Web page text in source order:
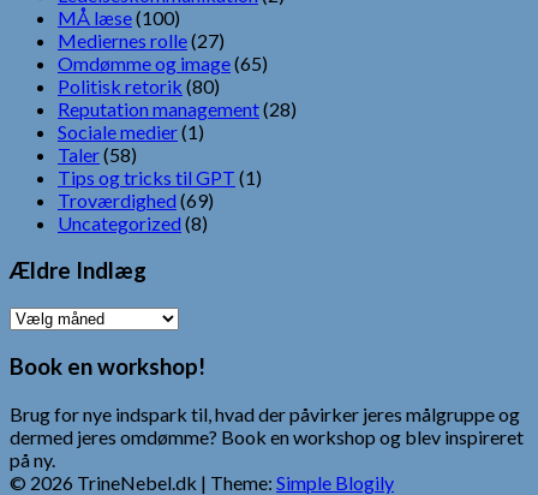
MÅ læse(100)
Mediernes rolle(27)
Omdømme og image(65)
Politisk retorik (80)
Reputation management(28)
Sociale medier(1)
Taler(58)
Tips og tricks til GPT (1)
Troværdighed (69)
Uncategorized (8)
Ældre Indlæg
Ældre
Book en workshop!
Brug for nye indspark til, hvad der påvirker jeres målgruppe og
dermed jeres omdømme? Book en workshop og blev inspireret
på ny.
© 2026 TrineNebel.dk | Theme: Simple Blogily